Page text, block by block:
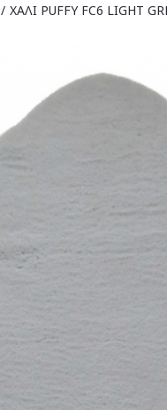
ΧΑΛΙ PUFFY FC6 LIGHT